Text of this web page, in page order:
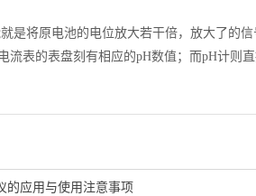
将原电池的电位放大若干倍，放大了的信
流表的表盘刻有相应的pH数值；而pH计则直
的应用与使用注意事项